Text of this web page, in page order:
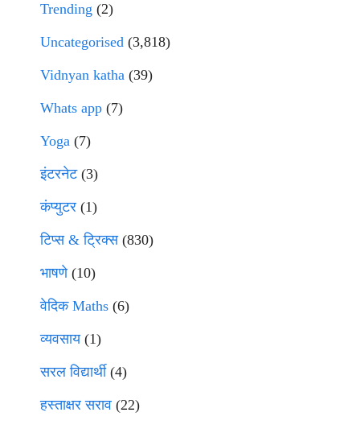
Trending (2)
Uncategorised (3,818)
Vidnyan katha (39)
Whats app (7)
Yoga (7)
इंटरनेट(3)
कंप्युटर (1)
टिप्स & ट्रिक्स(830)
भाषणे(10)
वेदिक Maths (6)
व्यवसाय(1)
सरल विद्यार्थी(4)
हस्ताक्षर सराव (22)